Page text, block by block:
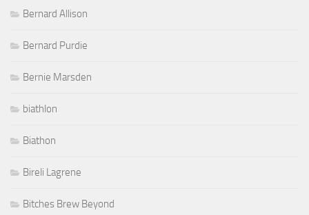
Bernard Allison
Bernard Purdie
Bernie Marsden
biathlon
Biathon
Bireli Lagrene
Bitches Brew Beyond